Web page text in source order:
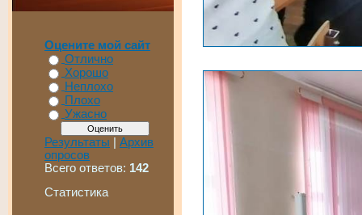
Оцените мой сайт
Отлично
Хорошо
Неплохо
Плохо
Ужасно
Результаты | Архив
опросов
Всего ответов: 142
Статистика